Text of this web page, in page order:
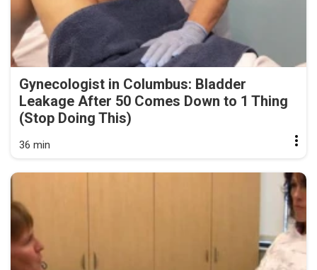
Gynecologist in Columbus: Bladder
Leakage After 50 Comes Down to 1 Thing
(Stop Doing This)
36 min